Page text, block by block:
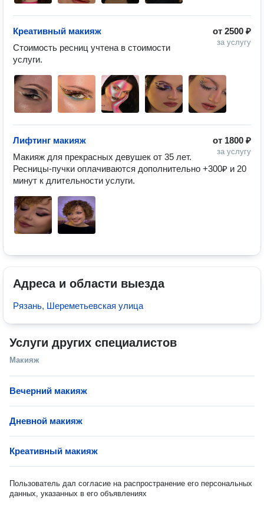
от 2500 ₽
за услугу
Креативный макияж
Стоимость ресниц учтена в стоимости
услуги.
от 1800 ₽
за услугу
Лифтинг макияж
Макияж для прекрасных девушек от 35 лет.
Ресницы-пучки оплачиваются дополнительно +300₽ и 20
минут к длительности услуги.
Адреса и области выезда
Рязань, Шереметьевская улица
Услуги других специалистов
Макияж
Вечерний макияж
Дневной макияж
Креативный макияж
Пользователь дал согласие на распространение его персональных
данных, указанных в его объявлениях